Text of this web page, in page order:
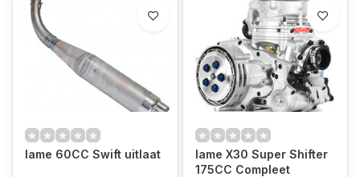
Iame 60CC Swift uitlaat
Iame X30 Super Shifter
175CC Compleet